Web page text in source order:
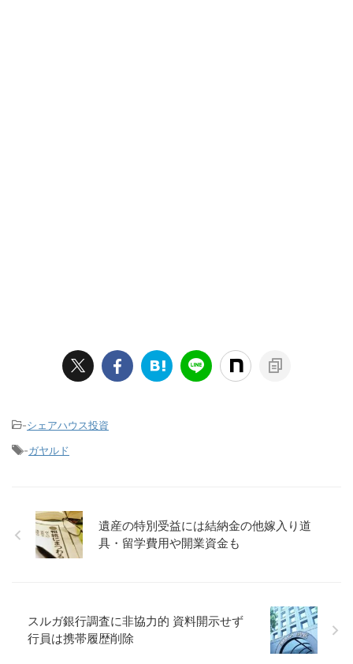
-シェアハウス投資
-ガヤルド
遺産の特別受益には結納金の他嫁入り道
具・留学費用や開業資金も
スルガ銀行調査に非協力的 資料開示せず
行員は携帯履歴削除